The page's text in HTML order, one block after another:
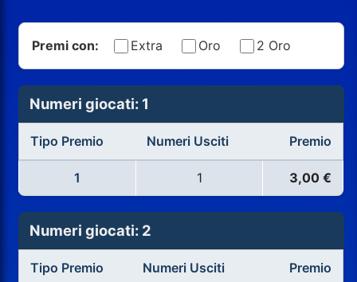
Premi con: Extra Oro 2 Oro
Numeri giocati: 1
Tipo Premio Numeri Usciti Premio
1 1 3,00 €
Numeri giocati: 2
Tipo Premio Numeri Usciti Premio